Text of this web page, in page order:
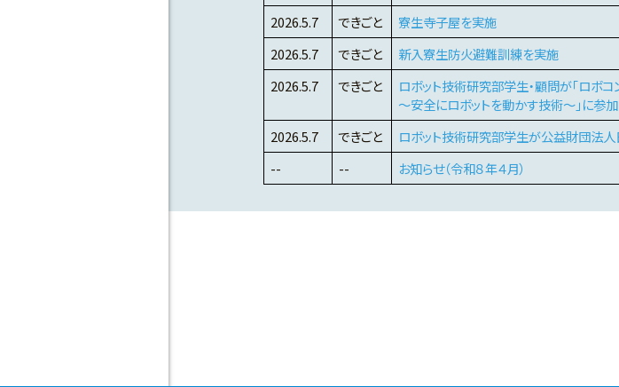
2026.5.7
できごと
寮生寺子屋を実施
2026.5.7
できごと
新入寮生防火避難訓練を実施
2026.5.7
できごと
ロボット技術研究部学生・顧問が「ロボコ
～安全にロボットを動かす技術～」に参加
2026.5.7
できごと
ロボット技術研究部学生が公益財団法
--
-- お知らせ（令和８年４月）